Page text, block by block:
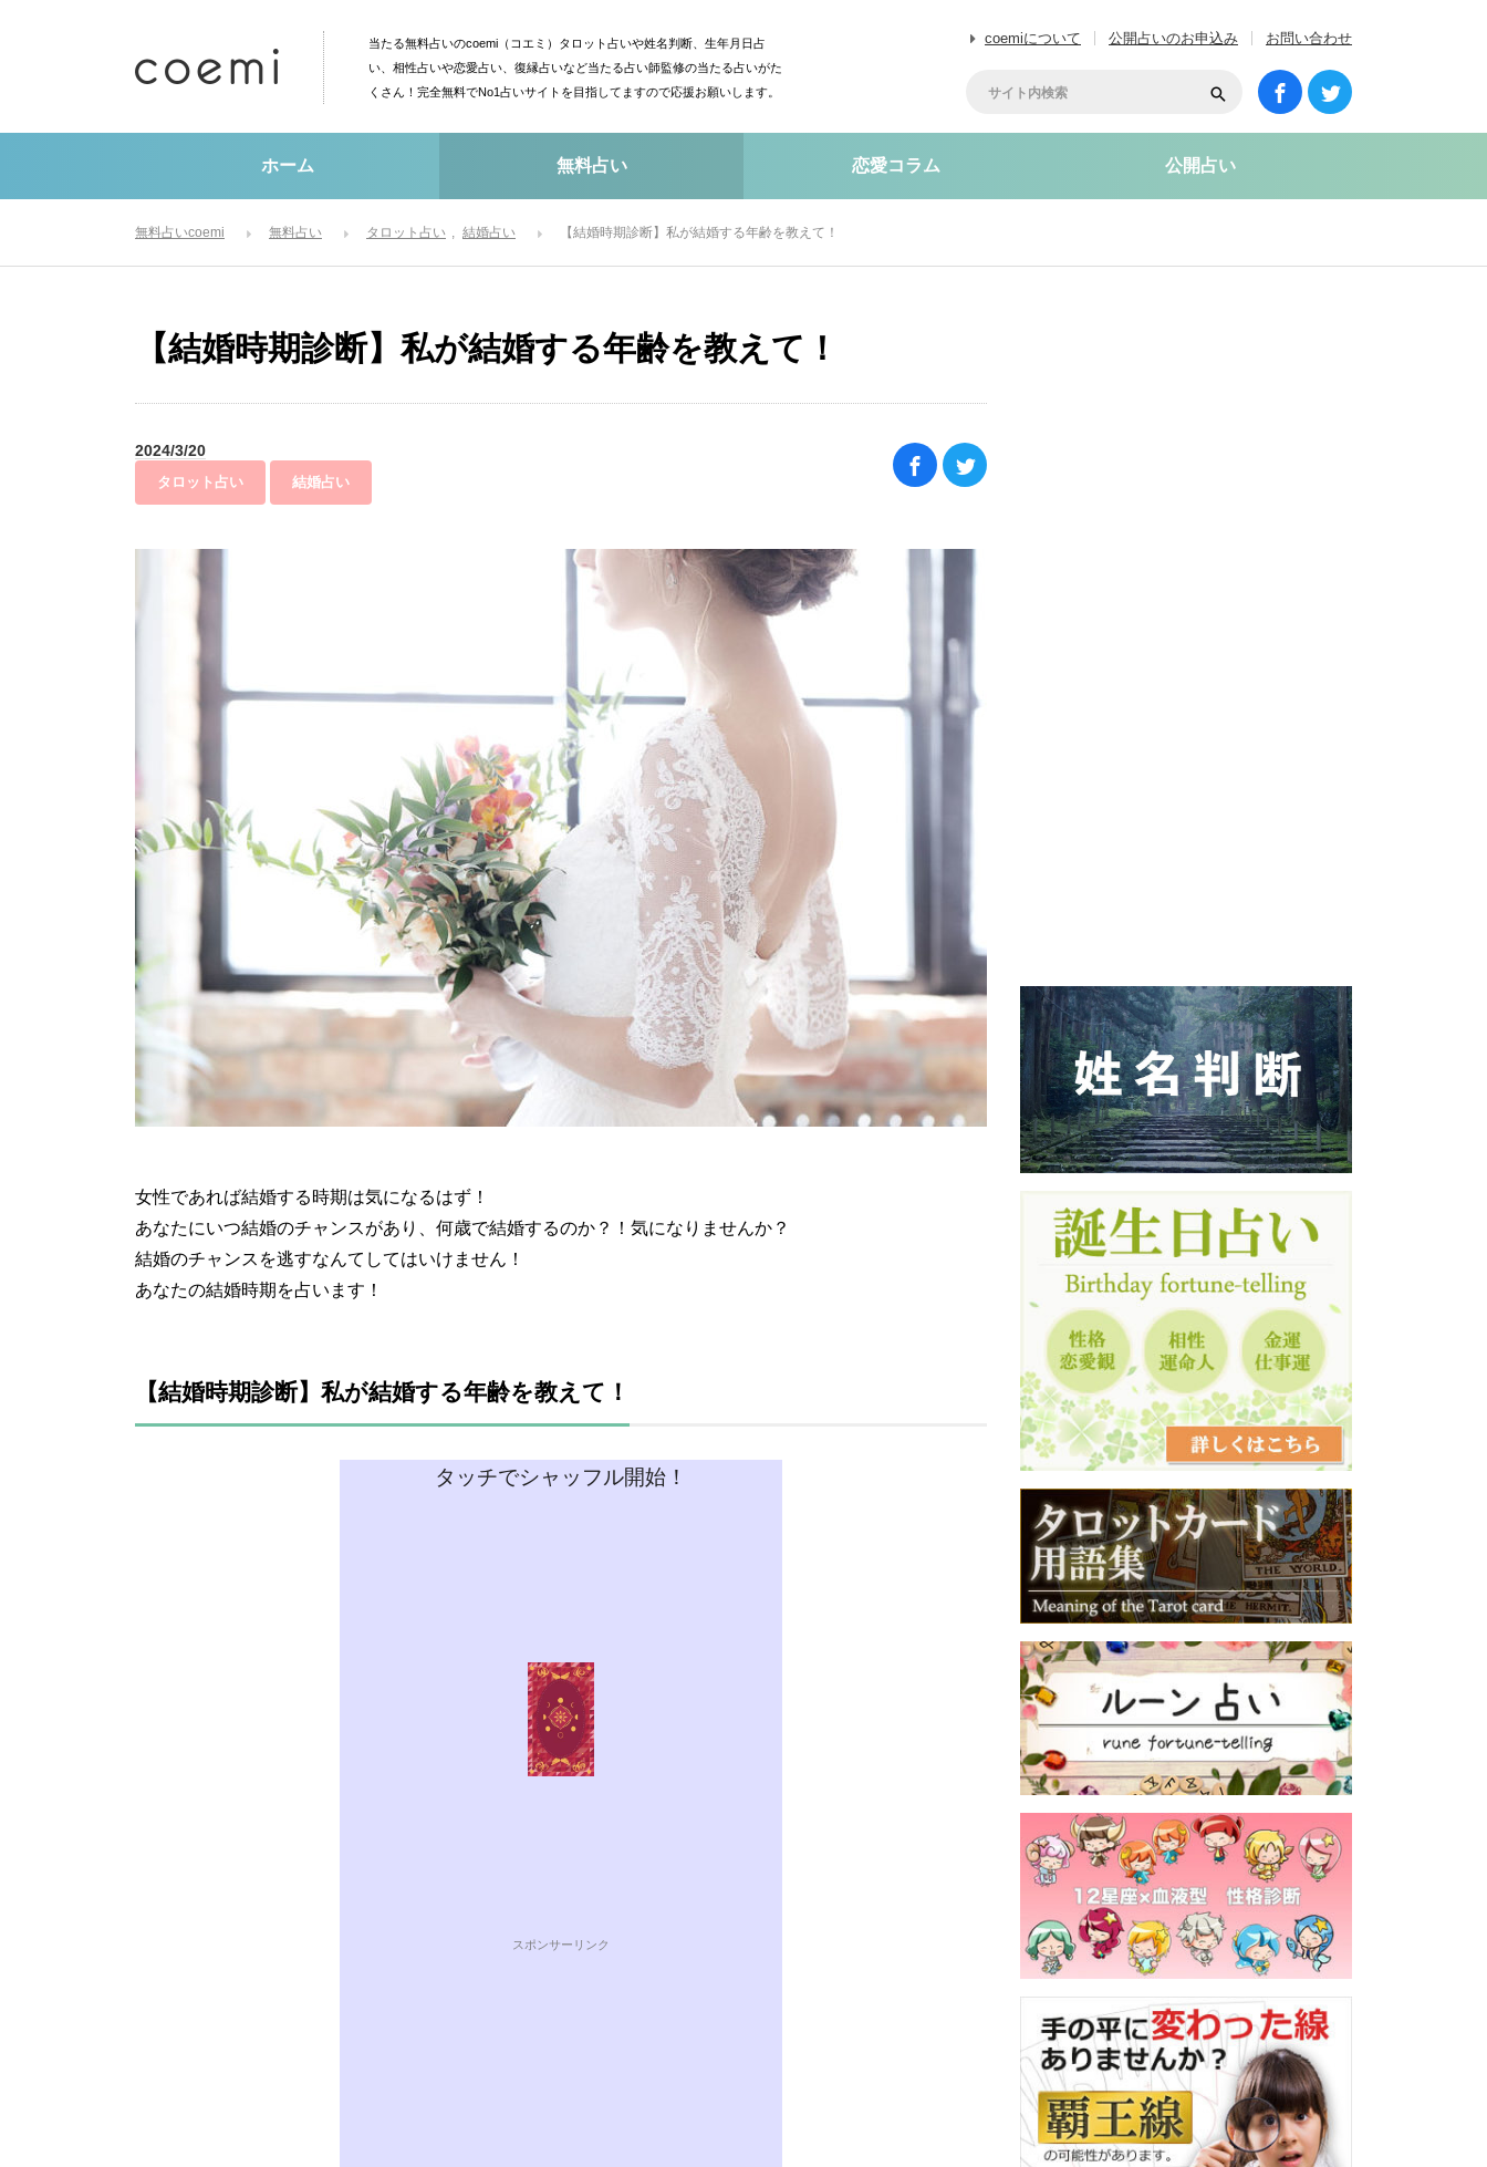
当たる無料占いのcoemi（コエミ）タロット占いや姓名判断、生年月日占
い、相性占いや恋愛占い、復縁占いなど当たる占い師監修の当たる占いがた
くさん！完全無料でNo1占いサイトを目指してますので応援お願いします。
coemiについて 公開占いのお申込み お問い合わせ
ホーム 無料占い 恋愛コラム 公開占い
無料占いcoemi 無料占い タロット占い 結婚占い 【結婚時期診断】私が結婚する年齢を教えて！
【結婚時期診断】私が結婚する年齢を教えて！
2024/3/20
タロット占い 結婚占い
女性であれば結婚する時期は気になるはず！
あなたにいつ結婚のチャンスがあり、何歳で結婚するのか？！気になりませんか？
結婚のチャンスを逃すなんてしてはいけません！
あなたの結婚時期を占います！
【結婚時期診断】私が結婚する年齢を教えて！
タッチでシャッフル開始！
スポンサーリンク